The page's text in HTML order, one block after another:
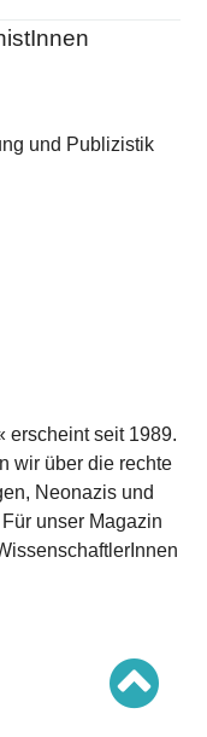
und Publizistik
erscheint seit 1989.
wir über die rechte
Neonazis und
unser Magazin